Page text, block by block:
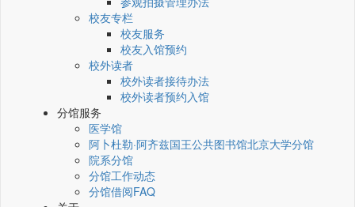
校友专栏
校友服务
校友入馆预约
校外读者
校外读者接待办法
校外读者预约入馆
分馆服务
医学馆
阿卜杜勒·阿齐兹国王公共图书馆北京大学分馆
院系分馆
分馆工作动态
分馆借阅FAQ